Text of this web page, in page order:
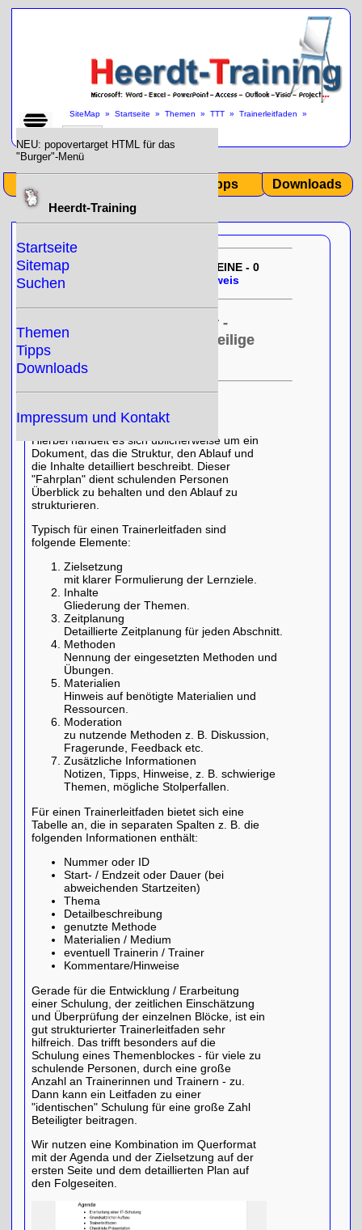
NEU: popovertarget HTML für das
"Burger"-Menü
Heerdt-Training
Startseite
Sitemap
Suchen
Themen
Tipps
Downloads
Impressum und Kontakt
SiteMap »Startseite »Themen »TTT »Trainerleitfaden »
Tipps Downloads
EU-DSGVO:
KEINE - 0
- Null!
Hinweis
Info TTT - Train The Trainer -
Anderen Personen das jeweilige
Thema vermitteln!
Hierbei handelt es sich üblicherweise um ein
Dokument, das die Struktur, den Ablauf und
die Inhalte detailliert beschreibt. Dieser
"Fahrplan" dient schulenden Personen
Überblick zu behalten und den Ablauf zu
strukturieren.
Typisch für einen Trainerleitfaden sind
folgende Elemente:
Zielsetzung
mit klarer Formulierung der Lernziele.
Inhalte
Gliederung der Themen.
Zeitplanung
Detaillierte Zeitplanung für jeden Abschnitt.
Methoden
Nennung der eingesetzten Methoden und
Übungen.
Materialien
Hinweis auf benötigte Materialien und
Ressourcen.
Moderation
zu nutzende Methoden z. B. Diskussion,
Fragerunde, Feedback etc.
Zusätzliche Informationen
Notizen, Tipps, Hinweise, z. B. schwierige
Themen, mögliche Stolperfallen.
Für einen Trainerleitfaden bietet sich eine
Tabelle an, die in separaten Spalten z. B. die
folgenden Informationen enthält:
Nummer oder ID
Start- / Endzeit oder Dauer (bei
abweichenden Startzeiten)
Thema
Detailbeschreibung
genutzte Methode
Materialien / Medium
eventuell Trainerin / Trainer
Kommentare/Hinweise
Gerade für die Entwicklung / Erarbeitung
einer Schulung, der zeitlichen Einschätzung
und Überprüfung der einzelnen Blöcke, ist ein
gut strukturierter Trainerleitfaden sehr
hilfreich. Das trifft besonders auf die
Schulung eines Themenblockes - für viele zu
schulende Personen, durch eine große
Anzahl an Trainerinnen und Trainern - zu.
Dann kann ein Leitfaden zu einer
"identischen" Schulung für eine große Zahl
Beteiligter beitragen.
Wir nutzen eine Kombination im Querformat
mit der Agenda und der Zielsetzung auf der
ersten Seite und dem detaillierten Plan auf
den Folgeseiten.